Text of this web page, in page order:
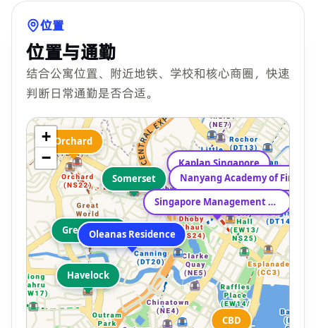
位置
位置与通勤
结合公寓位置、附近地铁、学校和核心商圈，快速
判断日常通勤是否合适。
Oleanas Residence
Great World
Somerset
Havelock
Singapore Management University
Kaplan Singapore
Orchard
CBD
+
−